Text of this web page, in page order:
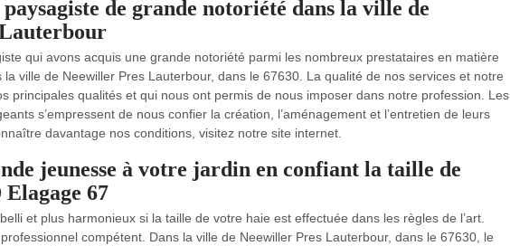
de grande notoriété dans la ville de
qui avons acquis une grande notoriété parmi les nombreux prestataires en matière
la ville de Neewiller Pres Lauterbour, dans le 67630. La qualité de nos services et notre
principales qualités et qui nous ont permis de nous imposer dans notre profession. Les
s’empressent de nous confier la création, l’aménagement et l’entretien de leurs
davantage nos conditions, visitez notre site internet.
jeunesse à votre jardin en confiant la taille de
67
et plus harmonieux si la taille de votre haie est effectuée dans les règles de l’art.
compétent. Dans la ville de Neewiller Pres Lauterbour, dans le 67630, le